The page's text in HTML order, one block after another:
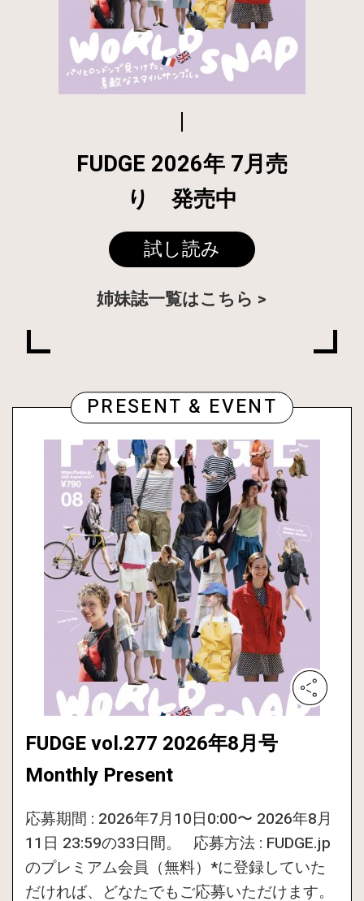
FUDGE 2026年 7月売
り 発売中
試し読み
姉妹誌一覧はこちら
PRESENT & EVENT
FUDGE vol.277 2026年8月号
Monthly Present
応募期間 : 2026年7月10日0:00〜 2026年8月
11日 23:59の33日間。 応募方法 : FUDGE.jp
のプレミアム会員（無料）*に登録していた
だければ、どなたでもご応募いただけます。